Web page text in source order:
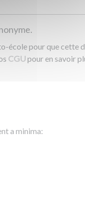
école pour que cette
CGUpour en savoir
a minima: